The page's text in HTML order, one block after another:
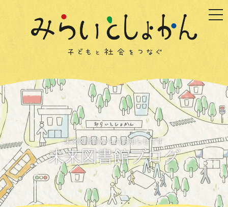
未来図書館からのお知らせです
未来図書館ブログ